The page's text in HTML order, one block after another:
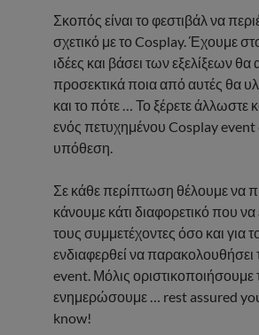
Σκοπός είναι το φεστιβάλ να
σχετικό με το Cosplay. Έχουμε
ιδέες και βάσει των εξελίξεων
προσεκτικά ποια από αυτές θα
και το πότε … Το ξέρετε άλλωστε
ενός πετυχημένου Cosplay event
υπόθεση.
Σε κάθε περίπτωση θέλουμε να
κάνουμε κάτι διαφορετικό που να
τους συμμετέχοντες όσο και για
ενδιαφερθεί να παρακολουθήσει
event. Μόλις οριστικοποιήσουμε
ενημερώσουμε … rest assured
know!